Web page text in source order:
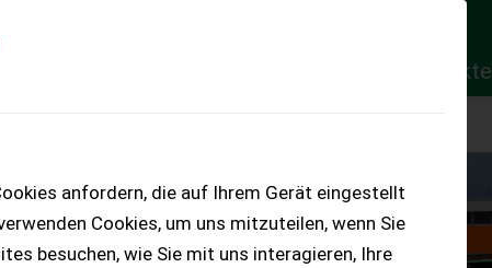
anfordern, die auf Ihrem Gerät eingestellt
Cookies, um uns mitzuteilen, wenn Sie
besuchen, wie Sie mit uns interagieren, Ihre
Online-Produkte